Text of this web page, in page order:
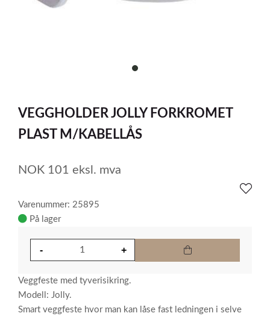
item
of
1
VEGGHOLDER JOLLY FORKROMET
PLAST M/KABELLÅS
NOK 101 eksl. mva
Varenummer: 25895
På lager
Veggfeste med tyverisikring.
Modell: Jolly.
Smart veggfeste hvor man kan låse fast ledningen i selve